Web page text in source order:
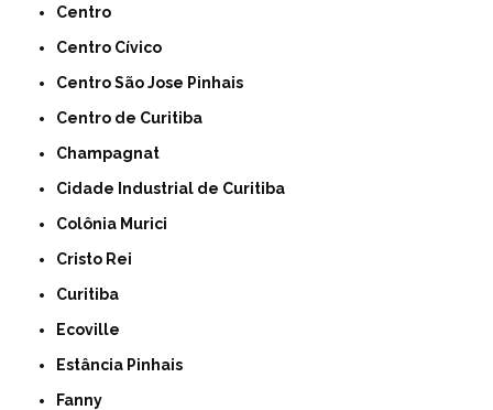
Centro
Centro Cívico
Centro São Jose Pinhais
Centro de Curitiba
Champagnat
Cidade Industrial de Curitiba
Colônia Murici
Cristo Rei
Curitiba
Ecoville
Estância Pinhais
Fanny